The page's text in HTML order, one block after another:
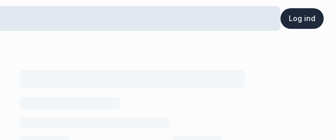
Log ind